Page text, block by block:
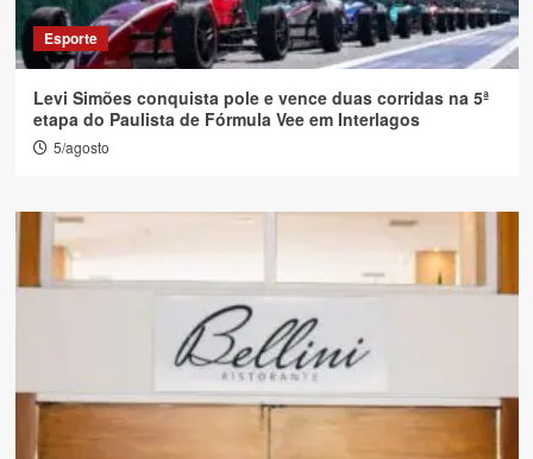
Esporte
Levi Simões conquista pole e vence duas corridas na 5ª
etapa do Paulista de Fórmula Vee em Interlagos
5/agosto